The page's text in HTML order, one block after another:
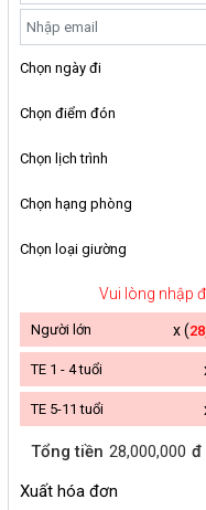
Chọn ngày đi
Chọn điểm đón
Chọn lịch trình
Chọn hạng phòng
Chọn loại giường
Vui lòng nhập
Người lớn x (
TE 1 - 4 tuổi
TE 5-11 tuổi
Tổng tiền 28,000,000 đ
Xuất hóa đơn